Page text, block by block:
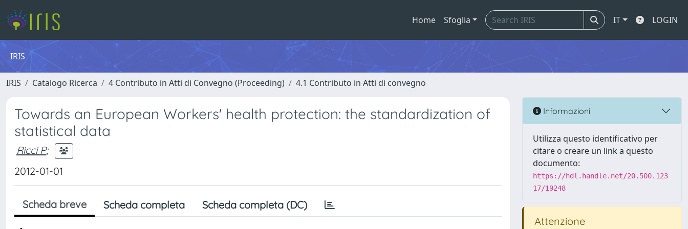
Home Sfoglia IT LOGIN
IRIS
IRIS Catalogo Ricerca 4 Contributo in Atti di Convegno (Proceeding) 4.1 Contributo in Atti di convegno
Towards an European Workers' health protection: the standardization of
statistical data
Ricci P;
2012-01-01
Scheda breve Scheda completa Scheda completa (DC)
Informazioni
Utilizza questo identificativo per
citare o creare un link a questo
documento:
https://hdl.handle.net/20.500.123
17/19248
Attenzione